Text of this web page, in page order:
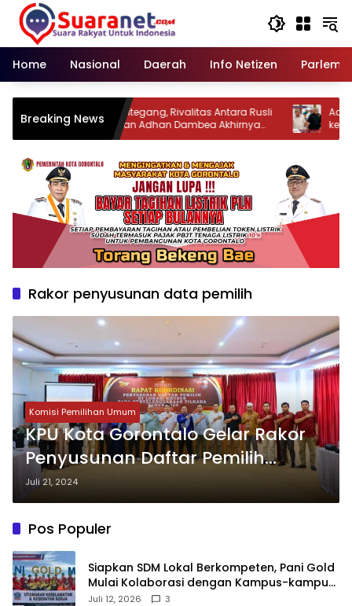
Langsung
konten
Home
Nasional Daerah Info Netizen
Breaking News‎Kerap Bersitegang, Rivalitas Antara Rusli
Habibie dan Adhan Dambea Akhirnya
Mencair
‎Adhan
ke
Rakor penyusunan data pemilih
Komisi Pemilihan Umum
KPU Kota Gorontalo Gelar Rakor
Penyusunan Daftar Pemilih
Pilkada 2024
Juli 21, 2024
Pos Populer
‎Siapkan SDM Lokal Berkompeten, Pani Gold
Mulai Kolaborasi dengan Kampus-kampus
di Gorontalo
Juli 12, 2026 3